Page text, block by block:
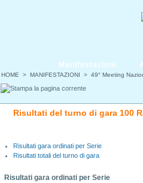
HOME > MANIFESTAZIONI > 49° Meeting
Manifestazioni
Risultati del turno di gara 100
Risultati gara ordinati per Serie
Risultati totali del turno di gara
Risultati gara ordinati per Serie